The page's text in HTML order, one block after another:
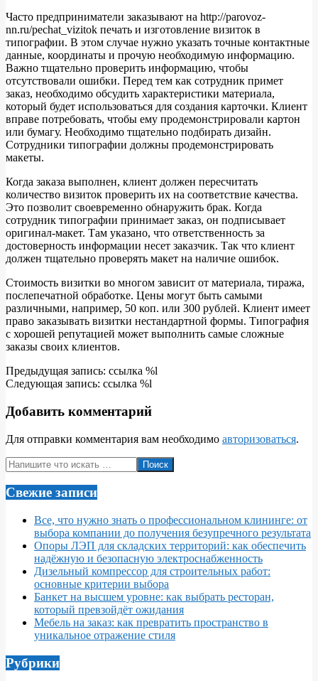
Часто предприниматели заказывают на http://parovoz-
nn.ru/pechat_vizitok печать и изготовление визиток в
типографии. В этом случае нужно указать точные контактные
данные, координаты и прочую необходимую информацию.
Важно тщательно проверить информацию, чтобы
отсутствовали ошибки. Перед тем как сотрудник примет
заказ, необходимо обсудить характеристики материала,
который будет использоваться для создания карточки. Клиент
вправе потребовать, чтобы ему продемонстрировали картон
или бумагу. Необходимо тщательно подбирать дизайн.
Сотрудники типографии должны продемонстрировать
макеты.
Когда заказа выполнен, клиент должен пересчитать
количество визиток проверить их на соответствие качества.
Это позволит своевременно обнаружить брак. Когда
сотрудник типографии принимает заказ, он подписывает
оригинал-макет. Там указано, что ответственность за
достоверность информации несет заказчик. Так что клиент
должен тщательно проверять макет на наличие ошибок.
Стоимость визитки во многом зависит от материала, тиража,
послепечатной обработке. Цены могут быть самыми
различными, например, 50 коп. или 300 рублей. Клиент имеет
право заказывать визитки нестандартной формы. Типография
с хорошей репутацией может выполнить самые сложные
заказы своих клиентов.
2018-
04-
Предыдущая запись: ссылка %l
Следующая запись: ссылка %l
Добавить комментарий
Для отправки комментария вам необходимо авторизоваться.
Поиск
Свежие записи
Все, что нужно знать о профессиональном клининге: от
выбора компании до получения безупречного результата
Опоры ЛЭП для складских территорий: как обеспечить
надёжную и безопасную электроснабженность
Дизельный компрессор для строительных работ:
основные критерии выбора
Банкет на высшем уровне: как выбрать ресторан,
который превзойдёт ожидания
Мебель на заказ: как превратить пространство в
уникальное отражение стиля
Рубрики